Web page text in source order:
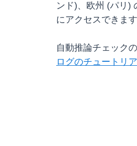
ンド)、欧州 (パリ)
にアクセスできます
自動推論チェック
ログのチュートリ